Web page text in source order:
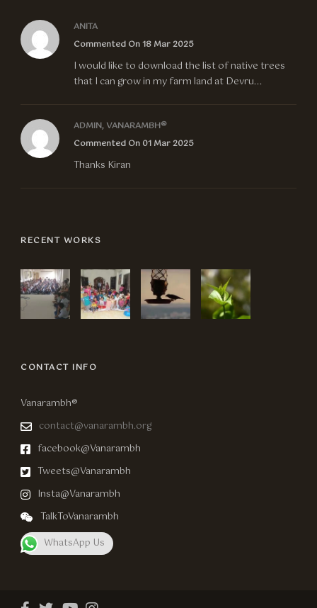
ANITA
Commented On 18 Mar 2025
I would like to download the list of native trees
that I can grow in my farm land at Devru...
ADMIN, VANARAMBH®
Commented On 01 Mar 2025
Thanks Kiran
RECENT WORKS
CONTACT INFO
Vanarambh®
contact@vanarambh.org
facebook@Vanarambh
Tweets@Vanarambh
Insta@Vanarambh
TalkToVanarambh
WhatsApp Us